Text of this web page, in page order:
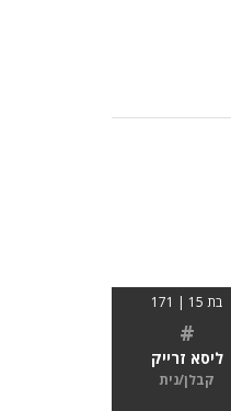
בת 15 | 171
#
ליסא זרייק
קבלן/נית